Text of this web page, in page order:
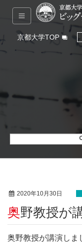
京都大学TOP
2020年10月30日
奥野教授が
奥野教授が講演しま